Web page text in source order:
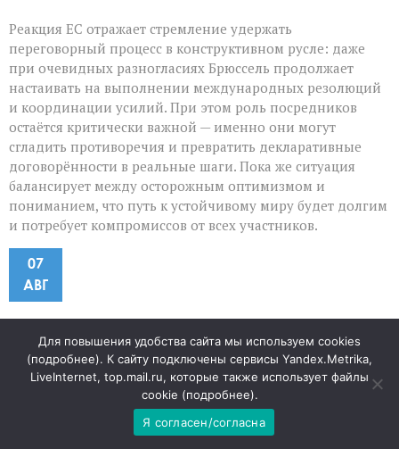
Реакция ЕС отражает стремление удержать
переговорный процесс в конструктивном русле: даже
при очевидных разногласиях Брюссель продолжает
настаивать на выполнении международных резолюций
и координации усилий. При этом роль посредников
остаётся критически важной — именно они могут
сгладить противоречия и превратить декларативные
договорённости в реальные шаги. Пока же ситуация
балансирует между осторожным оптимизмом и
пониманием, что путь к устойчивому миру будет долгим
и потребует компромиссов от всех участников.
07
АВГ
«Шереметьево»: что уйдёт в
частные руки, а что останется у
государства
Для повышения удобства сайта мы используем cookies
(подробнее). К сайту подключены сервисы Yandex.Metrika,
LiveInternet, top.mail.ru, которые также использует файлы
cookie (подробнее).
Я согласен/согласна